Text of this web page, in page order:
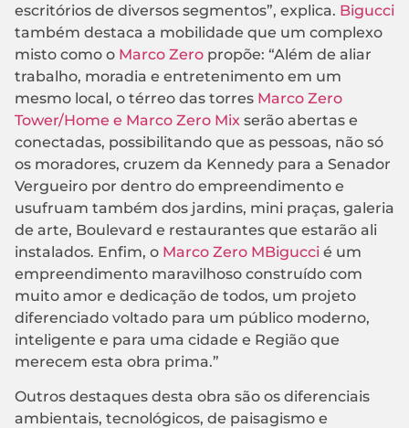
escritórios de diversos segmentos”, explica. Bigucci
também destaca a mobilidade que um complexo
misto como o Marco Zero propõe: “Além de aliar
trabalho, moradia e entretenimento em um
mesmo local, o térreo das torres Marco Zero
Tower/Home e Marco Zero Mix serão abertas e
conectadas, possibilitando que as pessoas, não só
os moradores, cruzem da Kennedy para a Senador
Vergueiro por dentro do empreendimento e
usufruam também dos jardins, mini praças, galeria
de arte, Boulevard e restaurantes que estarão ali
instalados. Enfim, o Marco Zero MBigucci é um
empreendimento maravilhoso construído com
muito amor e dedicação de todos, um projeto
diferenciado voltado para um público moderno,
inteligente e para uma cidade e Região que
merecem esta obra prima.”
Outros destaques desta obra são os diferenciais
ambientais, tecnológicos, de paisagismo e